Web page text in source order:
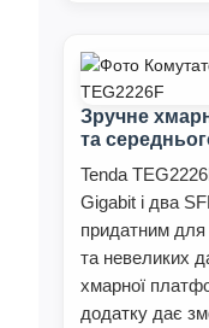
Зручне
та
Tenda
Gigabit і два
придатним для
та невеликих
хмарної
додатку дає